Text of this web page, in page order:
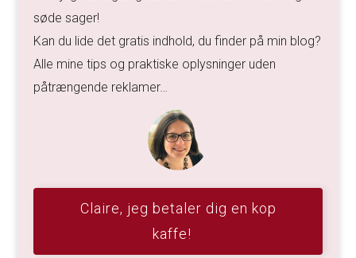
søde sager!
Kan du lide det gratis indhold, du finder på min blog?
Alle mine tips og praktiske oplysninger uden
påtrængende reklamer…
Claire, jeg betaler dig en kop
kaffe!